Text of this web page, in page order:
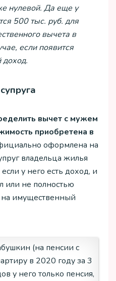
нулевой. Да еще у
500 тыс. руб. для
вычета в
если появится
доход.
вычет с мужем
приобретена в
оформлена на
владельца жилья
у него есть доход, и
или не полностью
на имущественный
(на пенсии с
в 2020 году за 3
у него только пенсия,